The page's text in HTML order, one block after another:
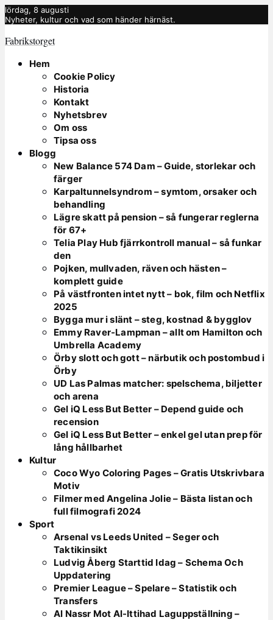
lördag, 8 augusti
Nyheter, kultur och vad som händer härnäst.
Fabrikstorget
Hem
Cookie Policy
Historia
Kontakt
Nyhetsbrev
Om oss
Tipsa oss
Blogg
New Balance 574 Dam – Guide, storlekar och
färger
Karpaltunnelsyndrom – symtom, orsaker och
behandling
Lägre skatt på pension – så fungerar reglerna
för 67+
Telia Play Hub fjärrkontroll manual – så funkar
den
Pojken, mullvaden, räven och hästen –
komplett guide
På västfronten intet nytt – bok, film och Netflix
2025
Bygga mur i slänt – steg, kostnad & bygglov
Emmy Raver-Lampman – allt om Hamilton och
Umbrella Academy
Örby slott och gott – närbutik och postombud i
Örby
UD Las Palmas matcher: spelschema, biljetter
och arena
Gel iQ Less But Better – Depend guide och
recension
Gel iQ Less But Better – enkel gel utan prep för
lång hållbarhet
Kultur
Coco Wyo Coloring Pages – Gratis Utskrivbara
Motiv
Filmer med Angelina Jolie – Bästa listan och
full filmografi 2024
Sport
Arsenal vs Leeds United – Seger och
Taktikinsikt
Ludvig Åberg Starttid Idag – Schema Och
Uppdatering
Premier League – Spelare – Statistik och
Transfers
Al Nassr Mot Al-Ittihad Laguppställning –